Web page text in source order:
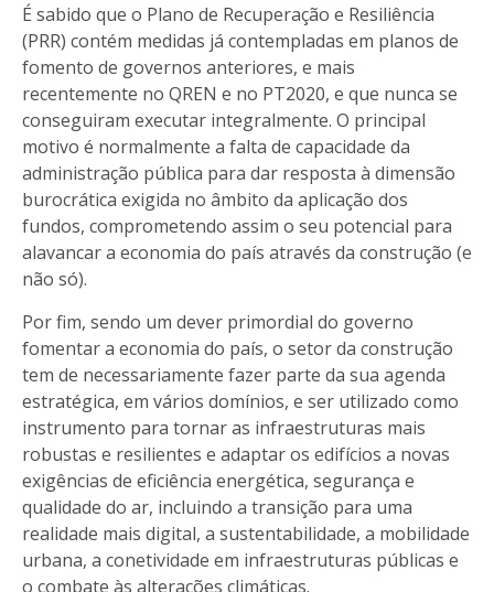
É sabido que o Plano de Recuperação e Resiliência
(PRR) contém medidas já contempladas em planos de
fomento de governos anteriores, e mais
recentemente no QREN e no PT2020, e que nunca se
conseguiram executar integralmente. O principal
motivo é normalmente a falta de capacidade da
administração pública para dar resposta à dimensão
burocrática exigida no âmbito da aplicação dos
fundos, comprometendo assim o seu potencial para
alavancar a economia do país através da construção (e
não só).
Por fim, sendo um dever primordial do governo
fomentar a economia do país, o setor da construção
tem de necessariamente fazer parte da sua agenda
estratégica, em vários domínios, e ser utilizado como
instrumento para tornar as infraestruturas mais
robustas e resilientes e adaptar os edifícios a novas
exigências de eficiência energética, segurança e
qualidade do ar, incluindo a transição para uma
realidade mais digital, a sustentabilidade, a mobilidade
urbana, a conetividade em infraestruturas públicas e
o combate às alterações climáticas.